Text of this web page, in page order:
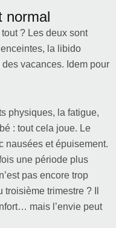
normal
? Les deux sont
la libido
des vacances. Idem pour
physiques, la fatigue,
: tout cela joue. Le
nausées et épuisement.
une période plus
pas encore trop
trimestre ? Il
mais l’envie peut